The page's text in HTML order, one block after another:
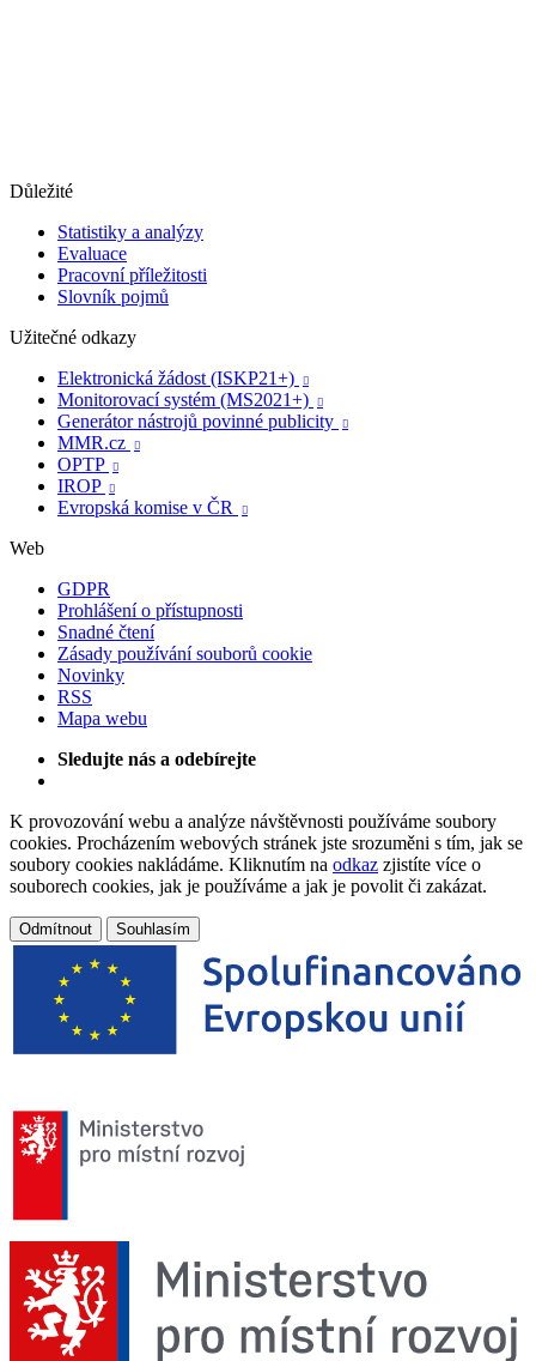
Důležité
Statistiky a analýzy
Evaluace
Pracovní příležitosti
Slovník pojmů
Užitečné odkazy
Elektronická žádost (ISKP21+)

Monitorovací systém (MS2021+) 
Generátor nástrojů povinné publicity 
MMR.cz 
OPTP 
IROP 
Evropská komise v ČR 
Web
GDPR
Prohlášení o přístupnosti
Snadné čtení
Zásady používání souborů cookie
Novinky
RSS
Mapa webu
Sledujte nás a odebírejte
K provozování webu a analýze návštěvnosti používáme soubory
cookies. Procházením webových stránek jste srozuměni s tím, jak se
soubory cookies nakládáme. Kliknutím na odkaz zjistíte více o
souborech cookies, jak je používáme a jak je povolit či zakázat.
Odmítnout Souhlasím